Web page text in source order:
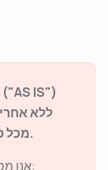
מכל סוג שהוא, בין אם מפורשת או משתמעת.
אנו מסירים מעצמנו כל אחריות, לרבות אך לא רק: